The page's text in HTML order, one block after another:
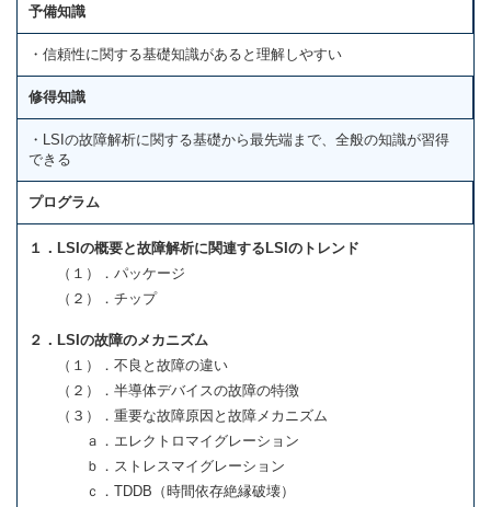
予備知識
・信頼性に関する基礎知識があると理解しやすい
修得知識
・LSIの故障解析に関する基礎から最先端まで、全般の知識が習得
できる
プログラム
１．LSIの概要と故障解析に関連するLSIのトレンド
（１）．パッケージ
（２）．チップ
２．LSIの故障のメカニズム
（１）．不良と故障の違い
（２）．半導体デバイスの故障の特徴
（３）．重要な故障原因と故障メカニズム
ａ．エレクトロマイグレーション
ｂ．ストレスマイグレーション
ｃ．TDDB（時間依存絶縁破壊）